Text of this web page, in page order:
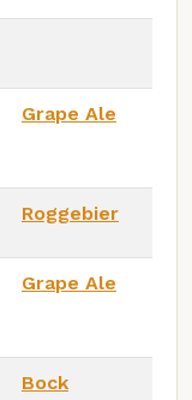
Grape Ale
Roggebier
Grape Ale
Bock